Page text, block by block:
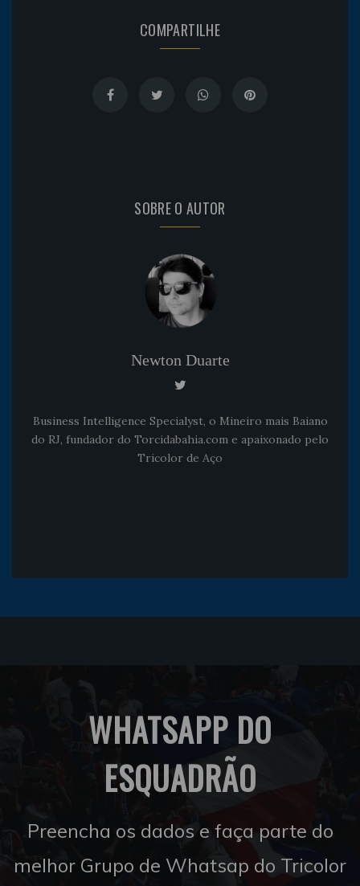
COMPARTILHE
SOBRE O AUTOR
Newton Duarte
Business Intelligence Specialyst, o Mineiro mais Baiano
do RJ, fundador do Torcidabahia.com e apaixonado pelo
Tricolor de Aço
WHATSAPP DO
ESQUADRÃO
Preencha os dados e faça parte do
melhor Grupo de Whatsap do Tricolor